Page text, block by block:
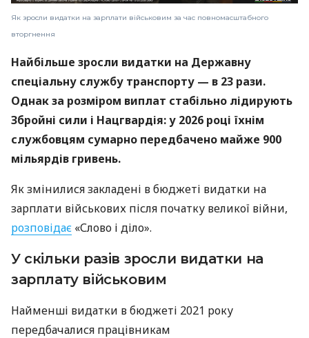
Як зросли видатки на зарплати військовим за час повномасштабного
вторгнення
Найбільше зросли видатки на Державну
спеціальну службу транспорту — в 23 рази.
Однак за розміром виплат стабільно лідирують
Збройні сили і Нацгвардія: у 2026 році їхнім
службовцям сумарно передбачено майже 900
мільярдів гривень.
Як змінилися закладені в бюджеті видатки на
зарплати військових після початку великої війни,
розповідає «Слово і діло».
У скільки разів зросли видатки на
зарплату військовим
Найменші видатки в бюджеті 2021 року
передбачалися працівникам